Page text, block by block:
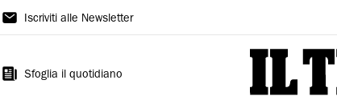
Il
Iscriviti alle Newsletter
Sfoglia il quotidiano